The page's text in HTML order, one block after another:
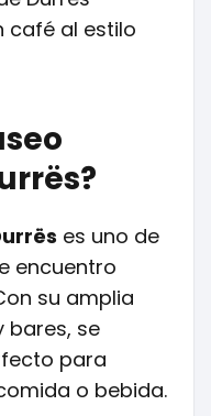
café al estilo
es uno de
encuentro
su amplia
bares, se
para
o bebida.